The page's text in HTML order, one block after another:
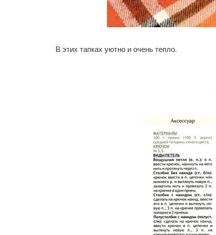
В этих тапках уютно и очень тепло.